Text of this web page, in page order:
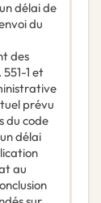
délai de
du
des
1 et
prévu
du code
délai
au